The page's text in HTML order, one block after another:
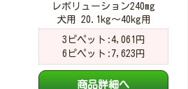
レボリューション240mg
犬用 20.1kg～40kg用
3ピペット:4,061円
6ピペット:7,623円
商品詳細へ